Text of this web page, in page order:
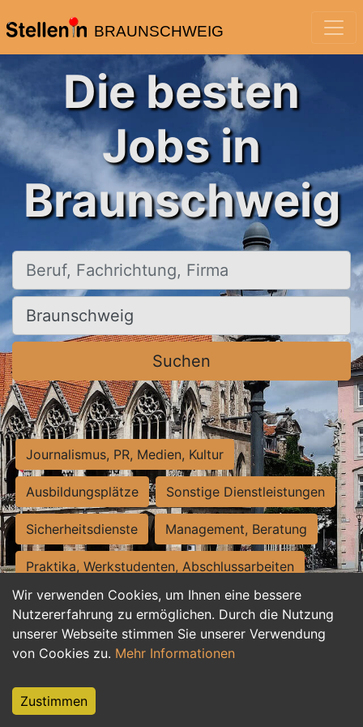
BRAUNSCHWEIG
Wir verwenden Cookies, um Ihnen eine bessere
Nutzererfahrung zu ermöglichen. Durch die Nutzung
unserer Webseite stimmen Sie unserer Verwendung
von Cookies zu. Mehr Informationen
Zustimmen
Die besten
Jobs in
Braunschweig
Beruf, Fachrichtung, Firma
Ort, Stadt
Suchen
Journalismus, PR, Medien, Kultur
Ausbildungsplätze Sonstige Dienstleistungen
Sicherheitsdienste Management, Beratung
Praktika, Werkstudenten, Abschlussarbeiten
Personalwesen Assistenz, Sekretariat
Hilfskräfte, Aushilfs- und Nebenjobs
Weiterbildung, Studium, duale Ausbildung